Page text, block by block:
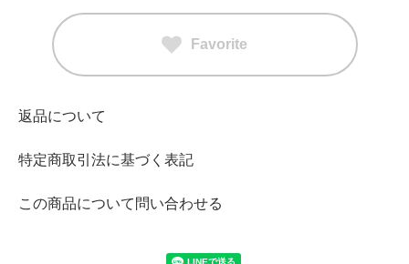
Favorite
返品について
特定商取引法に基づく表記
この商品について問い合わせる